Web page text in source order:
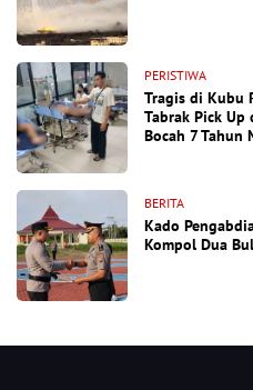
PERISTIWA
Tragis di Kubu
Tabrak Pick Up
Bocah 7 Tahun
BERITA
Kado
Kompol Dua